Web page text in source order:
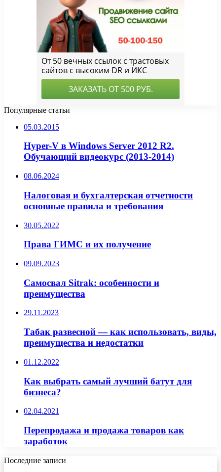
Популярные статьи
05.03.2015
Hyper-V в Windows Server 2012 R2.
Обучающий видеокурс (2013-2014)
08.06.2024
Налоговая и бухгалтерская отчетности
основные правила и требования
30.05.2022
Права ГИМС и их получение
09.09.2023
Самосвал Sitrak: особенности и
преимущества
29.11.2023
Табак развесной — как использовать, виды,
преимущества и недостатки
01.12.2022
Как выбрать самый лучший батут для
бизнеса?
02.04.2021
Перепродажа и продажа товаров как
заработок
Последние записи